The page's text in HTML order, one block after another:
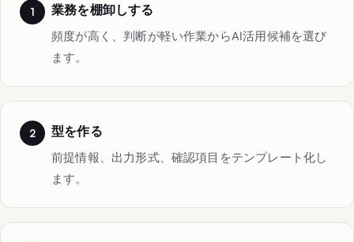
業務を棚卸しする
頻度が高く、判断が軽い作業からAI活用候補を選び
ます。
型を作る
前提情報、出力形式、確認項目をテンプレート化し
ます。